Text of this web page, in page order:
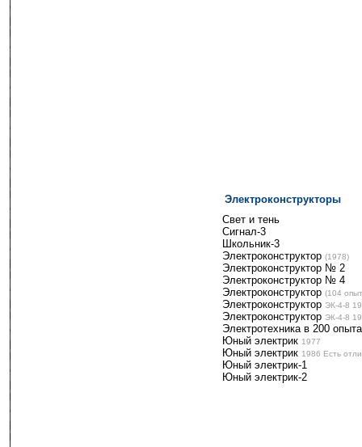
Электроконструкторы
Свет и тень
Сигнал-3
Школьник-3
Электроконструктор (1978)
Электроконструктор № 2
Электроконструктор № 4
Электроконструктор (104
Электроконструктор ЭК-4-8
Электроконструктор ЭК-4-8
Электротехника в 200
Юный электрик 1977
Юный электрик 1986 Есть
Юный электрик-1
Юный электрик-2